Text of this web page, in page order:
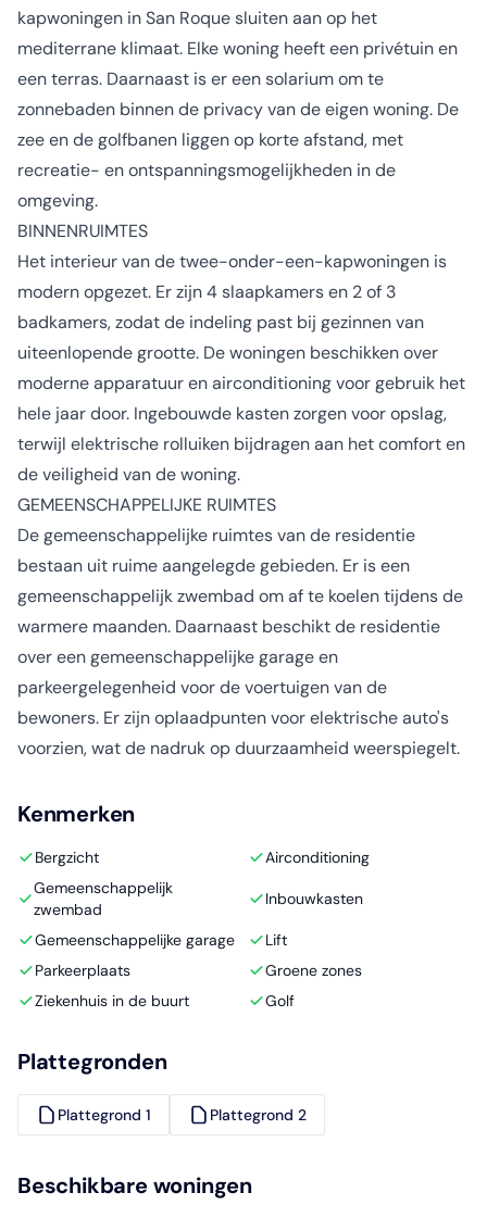
kapwoningen in San Roque sluiten aan op het
mediterrane klimaat. Elke woning heeft een privétuin en
een terras. Daarnaast is er een solarium om te
zonnebaden binnen de privacy van de eigen woning. De
zee en de golfbanen liggen op korte afstand, met
recreatie- en ontspanningsmogelijkheden in de
omgeving.
BINNENRUIMTES
Het interieur van de twee-onder-een-kapwoningen is
modern opgezet. Er zijn 4 slaapkamers en 2 of 3
badkamers, zodat de indeling past bij gezinnen van
uiteenlopende grootte. De woningen beschikken over
moderne apparatuur en airconditioning voor gebruik het
hele jaar door. Ingebouwde kasten zorgen voor opslag,
terwijl elektrische rolluiken bijdragen aan het comfort en
de veiligheid van de woning.
GEMEENSCHAPPELIJKE RUIMTES
De gemeenschappelijke ruimtes van de residentie
bestaan uit ruime aangelegde gebieden. Er is een
gemeenschappelijk zwembad om af te koelen tijdens de
warmere maanden. Daarnaast beschikt de residentie
over een gemeenschappelijke garage en
parkeergelegenheid voor de voertuigen van de
bewoners. Er zijn oplaadpunten voor elektrische auto's
voorzien, wat de nadruk op duurzaamheid weerspiegelt.
Kenmerken
Bergzicht
Airconditioning
Gemeenschappelijk
zwembad
Inbouwkasten
Gemeenschappelijke garage
Lift
Parkeerplaats
Groene zones
Ziekenhuis in de buurt
Golf
Plattegronden
Plattegrond 1 Plattegrond 2
Beschikbare woningen